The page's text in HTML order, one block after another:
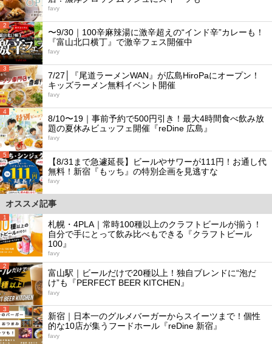
favy
2
〜9/30｜100辛麻辣湯に激辛超えの“インド辛”カレーも！
『富山北口横丁』で激辛フェス開催中
favy
3
7/27│『尾道ラーメンWAN』が広島HiroPaにオープン！
キッズラーメン無料イベント開催
favy
4
8/10〜19｜事前予約で500円引き！最大4時間食べ飲み放
題の夏休みビュッフェ開催『reDine 広島』
favy
5
【8/31まで急遽延長】ビールやサワーが111円！お通し代
無料！新宿『もッち』の特別企画を見逃すな
favy
オススメ記事
1
札幌・4PLA｜常時100種以上のクラフトビールが揃う！
自分で手にとって飲み比べもできる『クラフトビール
100』
favy
2
富山駅｜ビールだけで20種以上！独自ブレンドに“泡だ
け”も『PERFECT BEER KITCHEN』
favy
3
新宿｜日本一のグルメバーガーからスイーツまで！個性
的な10店が集うフードホール『reDine 新宿』
favy